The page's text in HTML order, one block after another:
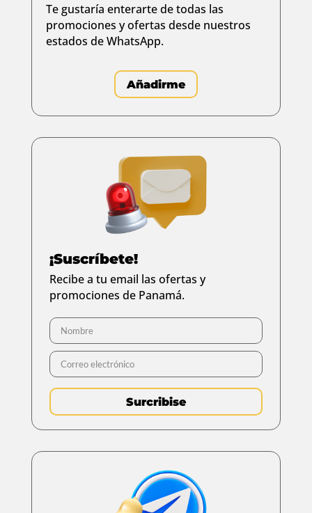
Te gustaría enterarte de todas las
promociones y ofertas desde nuestros
estados de WhatsApp.
Añadirme
¡Suscríbete!
Recibe a tu email las ofertas y
promociones de Panamá.
Surcribise